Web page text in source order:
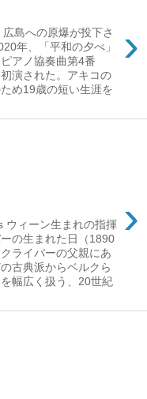
›
島への原爆が投下さ
年、「平和の夕べ」
アノ協奏曲第4番
初演された。アキコの
め19歳の短い生涯を
›
ィーン生まれの指揮
の生まれた日（1890
ライバーの父親にあ
古典派からベルクら
幅広く扱う、20世紀